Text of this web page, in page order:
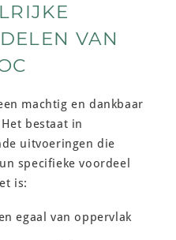
machtig en dankbaar
bestaat in
uitvoeringen die
specifieke voordeel
is:
VAN
egaal van oppervlak